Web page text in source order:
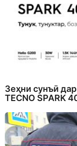
Зеҳни сунъӣ
TECNO SPARK